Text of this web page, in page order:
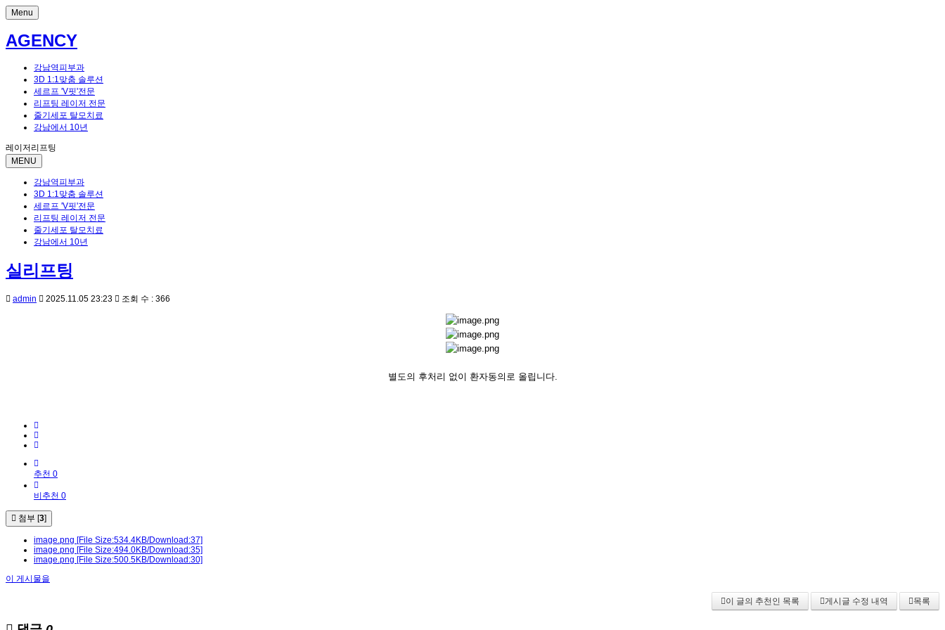
Menu
AGENCY
강남역피부과
3D 1:1맞춤 솔루션
세르프 'V핏'전문
리프팅 레이저 전문
줄기세포 탈모치료
강남에서 10년
레이저리프팅
MENU
강남역피부과
3D 1:1맞춤 솔루션
세르프 'V핏'전문
리프팅 레이저 전문
줄기세포 탈모치료
강남에서 10년
실리프팅
admin 2025.11.05 23:23 조회 수 : 366
별도의 후처리 없이 환자동의로 올립니다.
추천 0
비추천 0
첨부 [3]
image.png [File Size:534.4KB/Download:37]
image.png [File Size:494.0KB/Download:35]
image.png [File Size:500.5KB/Download:30]
이 게시물을
이 글의 추천인 목록 게시글 수정 내역 목록